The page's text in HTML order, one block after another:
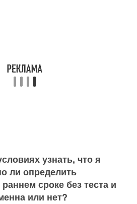
узнать, что я
ли определить
сроке без теста и
или нет?